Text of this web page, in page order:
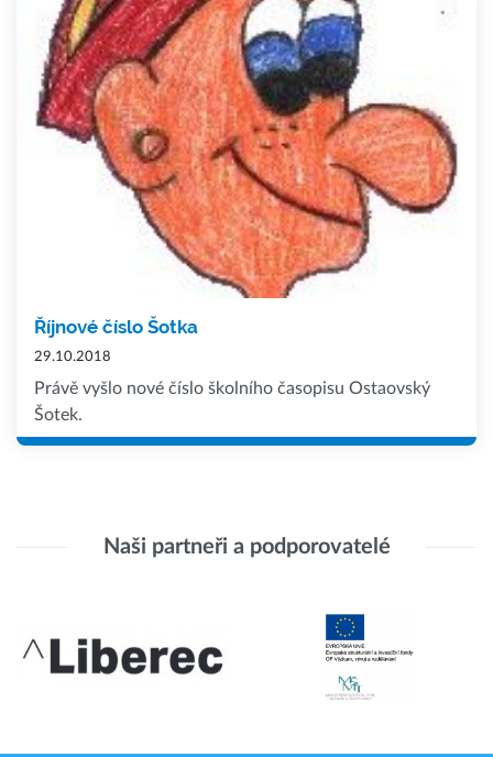
Říjnové číslo Šotka
29.10.2018
Právě vyšlo nové číslo školního časopisu Ostaovský
Šotek.
Naši partneři a podporovatelé